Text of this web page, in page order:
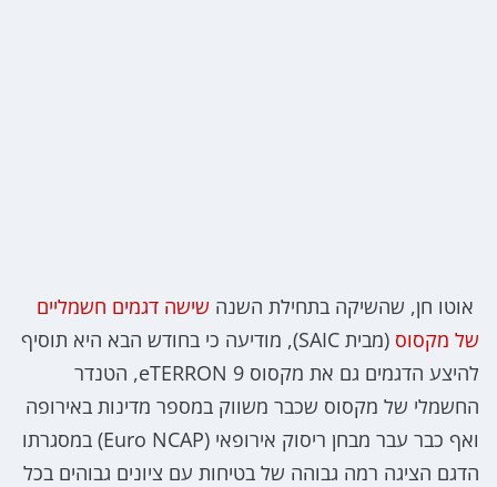
אוטו חן, שהשיקה בתחילת השנה שישה דגמים חשמליים
של מקסוס
(מבית SAIC), מודיעה כי בחודש הבא היא תוסיף
להיצע הדגמים גם את מקסוס eTERRON 9, הטנדר
החשמלי של מקסוס שכבר משווק במספר מדינות באירופה
ואף כבר עבר מבחן ריסוק אירופאי (Euro NCAP) במסגרתו
הדגם הציגה רמה גבוהה של בטיחות עם ציונים גבוהים בכל